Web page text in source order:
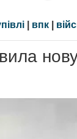
| впк |